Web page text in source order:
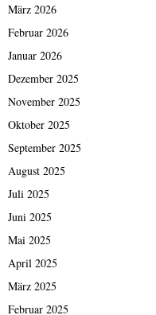
März 2026
Februar 2026
Januar 2026
Dezember 2025
November 2025
Oktober 2025
September 2025
August 2025
Juli 2025
Juni 2025
Mai 2025
April 2025
März 2025
Februar 2025